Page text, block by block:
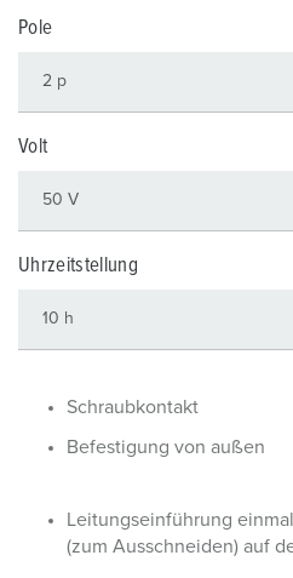
Pole
Volt
Uhrzeitstellung
Schraubkontakt
Befestigung von außen
Leitungseinführung
(zum Ausschneiden) auf